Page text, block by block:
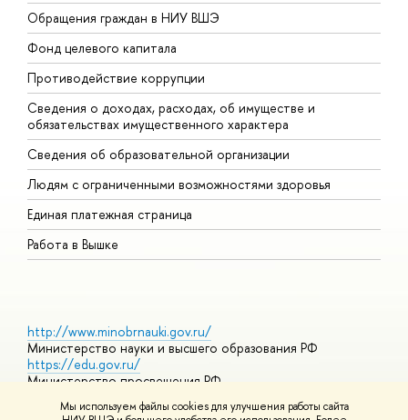
Мы используем файлы cookies для улучшения работы сайта
Обращения граждан в НИУ ВШЭ
Фонд целевого капитала
Противодействие коррупции
Сведения о доходах, расходах, об имуществе и
обязательствах имущественного характера
Сведения об образовательной организации
Людям с ограниченными возможностями здоровья
Единая платежная страница
Работа в Вышке
http://www.minobrnauki.gov.ru/
Министерство науки и высшего образования РФ
https://edu.gov.ru/
Министерство просвещения РФ
Массовые открытые онлайн-курсы